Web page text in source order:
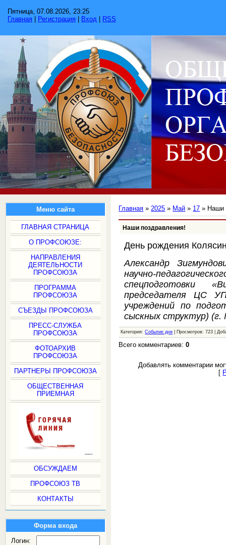
Пятница, 07.08.2026, 23:25
Главная
Регистрация Вход RSS
Меню сайта
ГЛАВНАЯ СТРАНИЦА
О ПРОФСОЮЗЕ:
НАПРАВЛЕНИЯ
ДЕЯТЕЛЬНОСТИ
ПРОФСОЮЗА
ПРОГРАММА
ПРОФСОЮЗА
СЪЕЗДЫ ПРОФСОЮЗА
ПРЕСС-СЛУЖБА
ПРОФСОЮЗА
ФОТОАРХИВ
ПРОФСОЮЗА
ПАРТНЕРЫ ПРОФСОЮЗА
ОБЩЕСТВЕННАЯ
ПРИЕМНАЯ
ОБСУЖДАЕМ
ПРОФСОЮЗ ТВ
КОНТАКТЫ
Форма входа
Логин:
Главная »2025 » Май » 17 » Наши
Наши поздравления!
День рождения
Александр
научно-
спецподготовки
председателя ЦС
учреждений по
сыскных структур) (г.
Категория:Событие дня | Просмотров: 723 |
Всего комментариев:0
Добавлять комментарии
[